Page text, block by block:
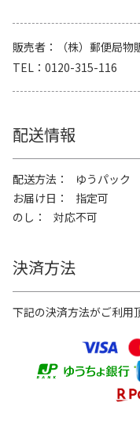
販売者
（株）郵便局
TEL
0120-315-116
配送情報
配送方法
ゆうパック
お届け日
指定可
のし
対応不可
決済方法
下記の決済方法がご利用